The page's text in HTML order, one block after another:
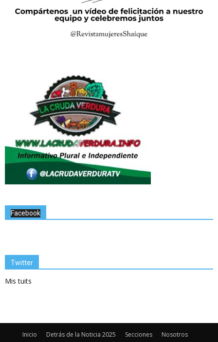
Facebook
Twitter
Mis tuits
Inicio Detrás de la Noticia 2025 Secciones
Nosotros